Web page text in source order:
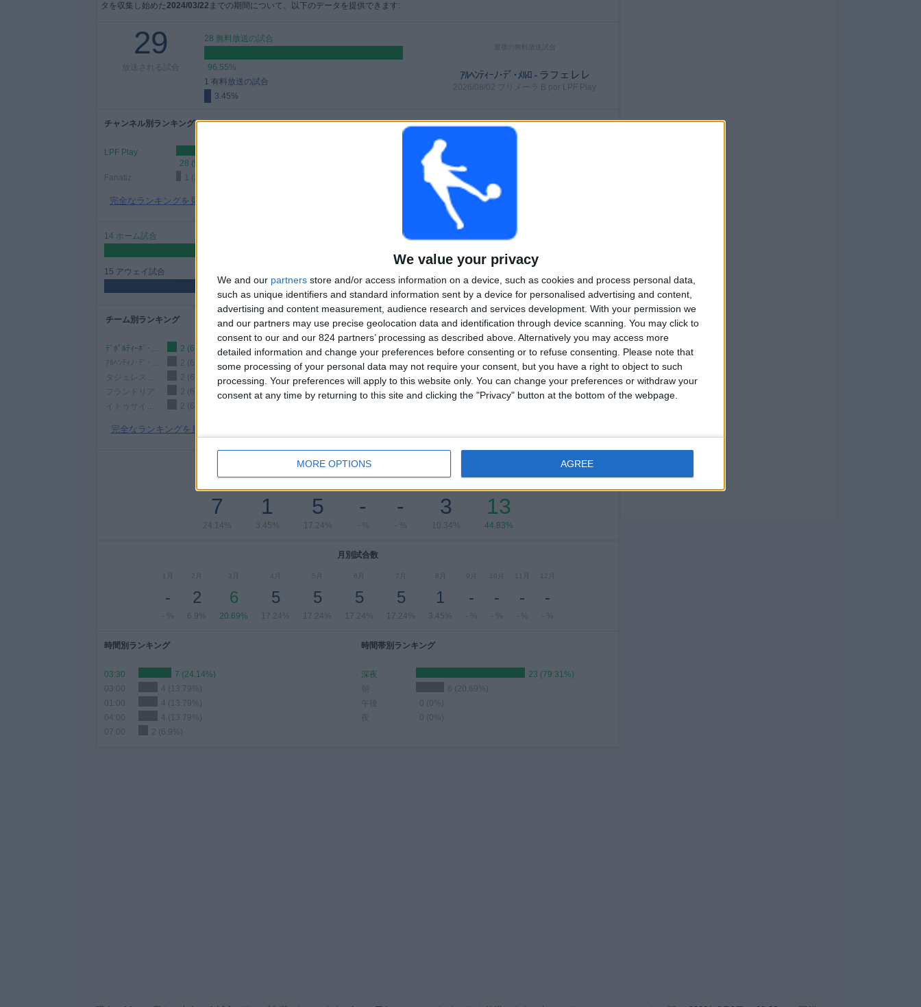
We value your privacy
We and our partners store and/or access information on a device, such as cookies and process personal data,
such as unique identifiers and standard information sent by a device for personalised advertising and content,
advertising and content measurement, audience research and services development. With your permission we
and our partners may use precise geolocation data and identification through device scanning. You may click to
consent to our and our 824 partners’ processing as described above. Alternatively you may access more
detailed information and change your preferences before consenting or to refuse consenting.
Please note that
some processing of your personal data may not require your consent, but you have a right to object to such
processing. Your preferences will apply to this website only. You can change your preferences or withdraw your
consent at any time by returning to this site and clicking the "Privacy" button at the bottom of the webpage.
MORE OPTIONS AGREE
タを収集し始めた2024/03/22 までの期間について、以下のデータを提供できます:
29
放送される試合
28 無料放送の試合
96.55%
1 有料放送の試合
3.45%
最後の無料放送試合
ｱﾙﾍﾝﾃｨｰﾉ･ﾃﾞ･ﾒﾙﾛ - ラフェレレ
2026/08/02 プリメーラ B por LPF Play
チャンネル別ランキング
LPF Play
28 (96.55%)
Fanatiz
1 (3.45%)
完全なランキングを見る
無料試合なし
試合
0
連続有料放送
14 ホーム試合
15 アウェイ試合
51.72%
対戦相手
2
VS ﾃﾞﾎﾟﾙﾃｨｰﾎﾞ･
ｱﾙﾒｰﾆｮ
合計
2
大会
チーム別ランキング
ﾃﾞﾎﾟﾙﾃｨｰﾎﾞ･ｱﾙﾒｰﾆｮ
2 (6.9%)
2 (6.9%)
2 (6.9%)
フランドリア
2 (6.9%)
2 (6.9%)
完全なランキングを見る
大会別ランキング
プリメーラ B
28 (96.55%)
コパ･アルヘンティーナ
1 (3.45%)
完全なランキングを見る
曜日別試合数
7
24.14%
1
3.45%
5
17.24%
-
- %
-
- %
3
10.34%
13
44.83%
月別試合数
1月
-
- %
2月
2
6.9%
3月
6
20.69%
4月
5
17.24%
5月
5
17.24%
6月
5
17.24%
7月
5
17.24%
8月
1
3.45%
9月
-
- %
10月
-
- %
11月
-
- %
12月
-
- %
時間別ランキング
03:30
7 (24.14%)
03:00
4 (13.79%)
4 (13.79%)
4 (13.79%)
07:00
2 (6.9%)
時間帯別ランキング
深夜
23 (79.31%)
6 (20.69%)
午後
0 (0%)
夜
0 (0%)